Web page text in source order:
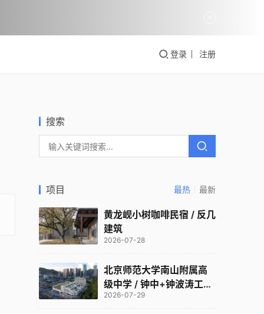
登录 注册
搜索
项目 最热 最新
黄龙岘小树咖啡民宿 / 反几
建筑
2026-07-28
北京师范大学南山附属高
级中学 / 钟中+钟波涛工作
室
2026-07-29